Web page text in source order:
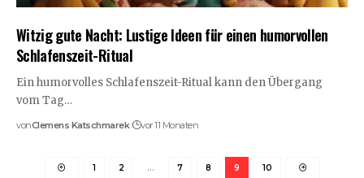
Witzig gute Nacht: Lustige Ideen für einen humorvollen
Schlafenszeit-Ritual
Ein humorvolles Schlafenszeit-Ritual kann den Übergang
vom Tag…
vonClemens Katschmarek vor 11 Monaten
1 2 … 7 8 9 10